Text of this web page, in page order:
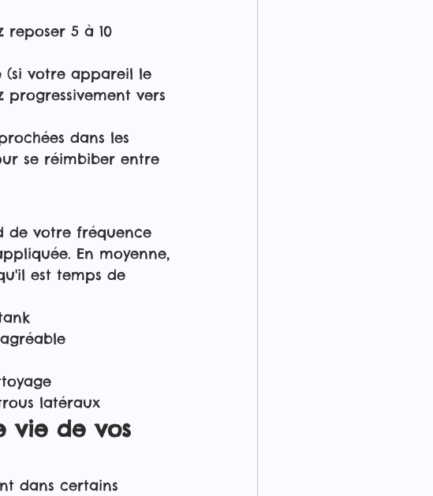
reposer 5 à 10
(si votre appareil le
progressivement vers
dans les
se réimbiber entre
de votre fréquence
En moyenne,
est temps de
latéraux
vie de vos
dans certains